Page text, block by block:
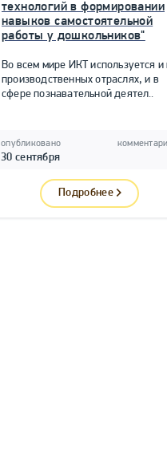
технологий в формировании
навыков самостоятельной
работы у дошкольников"
Во всем мире ИКТ используется и
производственных отраслях, и в
сфере познавательной деятел..
опубликовано
30 сентября
Подробнее